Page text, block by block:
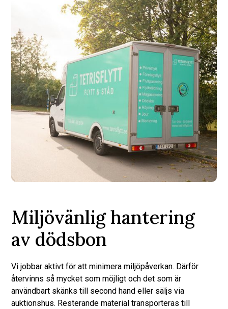
Miljövänlig hantering
av dödsbon
Vi jobbar aktivt för att minimera miljöpåverkan. Därför
återvinns så mycket som möjligt och det som är
användbart skänks till second hand eller säljs via
auktionshus. Resterande material transporteras till